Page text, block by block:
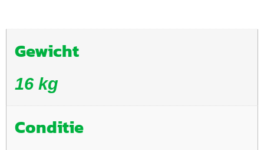
Gewicht
16 kg
Conditie